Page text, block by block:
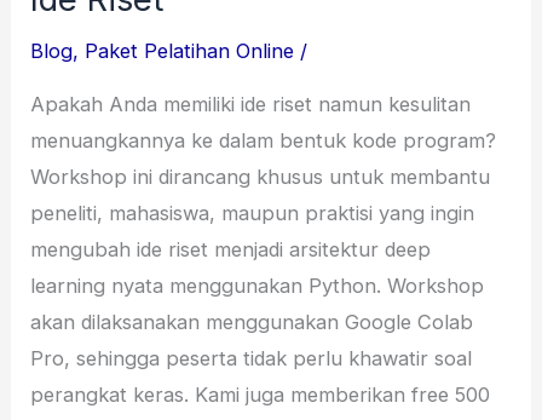
Blog, Paket Pelatihan Online /
Apakah Anda memiliki ide riset namun kesulitan
menuangkannya ke dalam bentuk kode program?
Workshop ini dirancang khusus untuk membantu
peneliti, mahasiswa, maupun praktisi yang ingin
mengubah ide riset menjadi arsitektur deep
learning nyata menggunakan Python. Workshop
akan dilaksanakan menggunakan Google Colab
Pro, sehingga peserta tidak perlu khawatir soal
perangkat keras. Kami juga memberikan free 500